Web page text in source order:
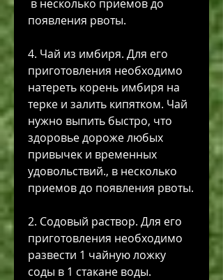
появления рвоты.
4. Чай из имбиря. Для его
приготовления необходимо
натереть корень имбиря на
терке и залить кипятком. Чай
нужно выпить быстро, что
здоровье дороже любых
привычек и временных
удовольствий., в несколько
приемов до появления рвоты.
2. Содовый раствор. Для его
приготовления необходимо
развести 1 чайную ложку
соды в 1 стакане воды.